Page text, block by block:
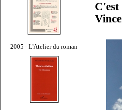
2005 - L'Atelier du roman